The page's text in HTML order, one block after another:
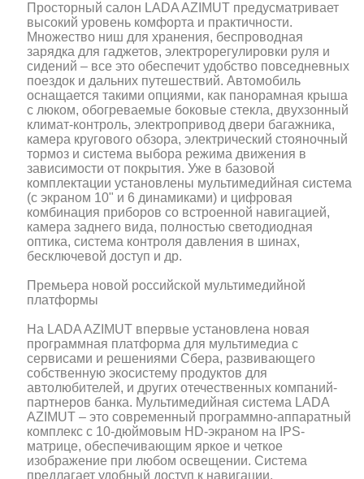
Просторный салон LADA AZIMUT предусматривает
высокий уровень комфорта и практичности.
Множество ниш для хранения, беспроводная
зарядка для гаджетов, электрорегулировки руля и
сидений – все это обеспечит удобство повседневных
поездок и дальних путешествий. Автомобиль
оснащается такими опциями, как панорамная крыша
с люком, обогреваемые боковые стекла, двухзонный
климат-контроль, электропривод двери багажника,
камера кругового обзора, электрический стояночный
тормоз и система выбора режима движения в
зависимости от покрытия. Уже в базовой
комплектации установлены мультимедийная система
(с экраном 10" и 6 динамиками) и цифровая
комбинация приборов со встроенной навигацией,
камера заднего вида, полностью светодиодная
оптика, система контроля давления в шинах,
бесключевой доступ и др.
Премьера новой российской мультимедийной
платформы
На LADA AZIMUT впервые установлена новая
программная платформа для мультимедиа с
сервисами и решениями Сбера, развивающего
собственную экосистему продуктов для
автолюбителей, и других отечественных компаний-
партнеров банка. Мультимедийная система LADA
AZIMUT – это современный программно-аппаратный
комплекс с 10-дюймовым HD-экраном на IPS-
матрице, обеспечивающим яркое и четкое
изображение при любом освещении. Система
предлагает удобный доступ к навигации,